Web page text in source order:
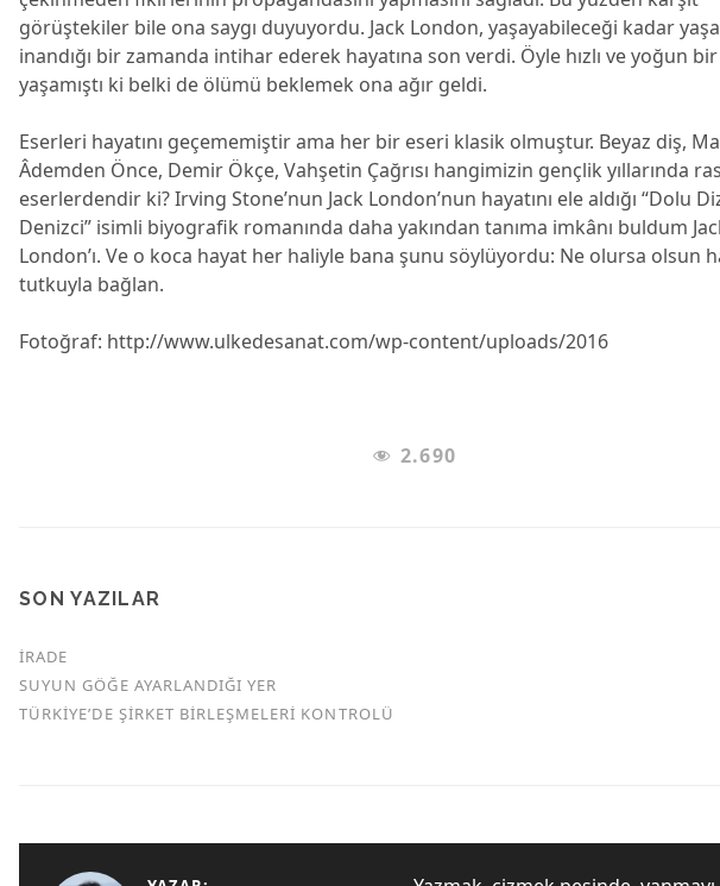
görüştekiler bile ona saygı duyuyordu. Jack London, yaşayabileceği kadar
inandığı bir zamanda intihar ederek hayatına son verdi. Öyle hızlı ve yoğun
yaşamıştı ki belki de ölümü beklemek ona ağır geldi.
Eserleri hayatını geçememiştir ama her bir eseri klasik olmuştur. Beyaz diş,
Âdemden Önce, Demir Ökçe, Vahşetin Çağrısı hangimizin gençlik yıllarında
eserlerdendir ki? Irving Stone’nun Jack London’nun hayatını ele aldığı “Dolu
Denizci” isimli biyografik romanında daha yakından tanıma imkânı buldum
London’ı. Ve o koca hayat her haliyle bana şunu söylüyordu: Ne olursa olsun
tutkuyla bağlan.
Fotoğraf: http://www.ulkedesanat.com/wp-content/uploads/2016
2.690
SON YAZILAR
İRADE
SUYUN GÖĞE AYARLANDIĞI YER
TÜRKİYE’DE ŞİRKET BİRLEŞMELERİ KONTROLÜ